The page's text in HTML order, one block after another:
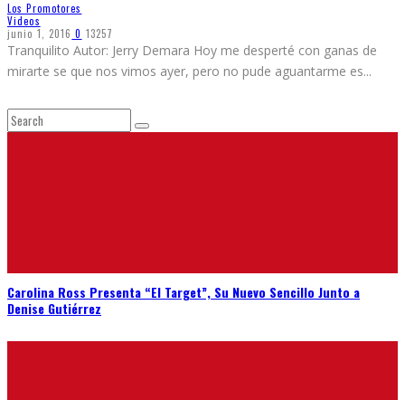
Los Promotores
Videos
junio 1, 2016 0 13257
Tranquilito Autor: Jerry Demara Hoy me desperté con ganas de
mirarte se que nos vimos ayer, pero no pude aguantarme es...
Carolina Ross Presenta “El Target”, Su Nuevo Sencillo Junto a
Denise Gutiérrez